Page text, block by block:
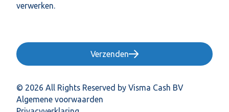
verwerken.
Verzenden
© 2026 All Rights Reserved by Visma Cash BV
Algemene voorwaarden